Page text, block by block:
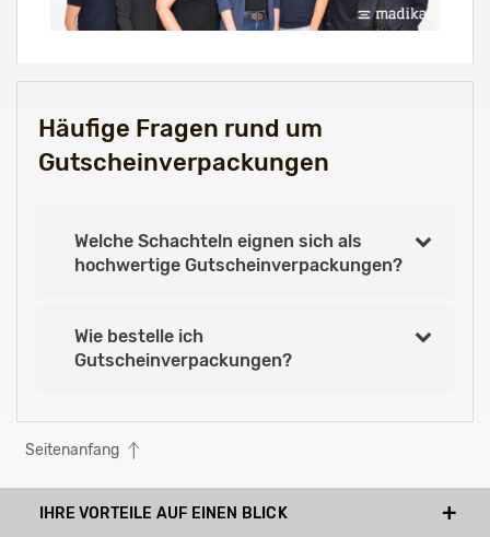
Häufige Fragen rund um
Gutscheinverpackungen
Welche Schachteln eignen sich als
hochwertige Gutscheinverpackungen?
Wie bestelle ich
Gutscheinverpackungen?
Seitenanfang
IHRE VORTEILE AUF EINEN BLICK